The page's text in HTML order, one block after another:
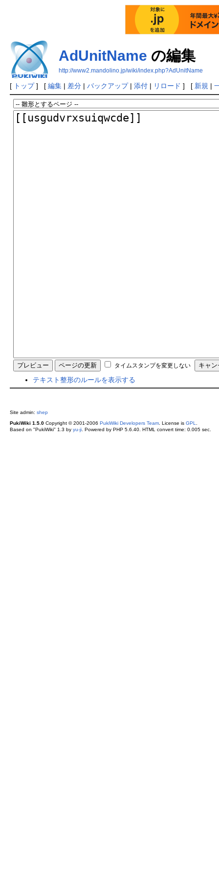
AdUnitName の編集
http://www2.mandolino.jp/wiki/index.php?AdUnitName
[ トップ] [ 編集| 差分| バックアップ| 添付| リロード ] [ 新規 |
タイムスタンプを変更しない
テキスト整形のルールを表示する
Site admin: shep
PukiWiki 1.5.0Copyright © 2001-2006 PukiWiki Developers Team. License is GPL
Based on "PukiWiki" 1.3 by yu-ji. Powered by PHP 5.6.40. HTML convert time: 0.005 sec.